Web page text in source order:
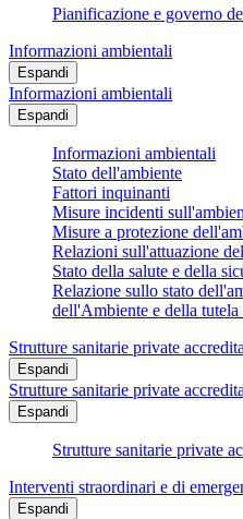
Pianificazione e governo
Informazioni ambientali
Espandi
Informazioni ambientali
Espandi
Informazioni ambientali
Stato dell'ambiente
Fattori inquinanti
Misure incidenti
Misure a protezione
Relazioni sull'attuazione
Stato della salute e della
Relazione sullo stato
dell'Ambiente e della
Strutture sanitarie private
Espandi
Strutture sanitarie private
Espandi
Strutture sanitarie private
Interventi straordinari e di
Espandi